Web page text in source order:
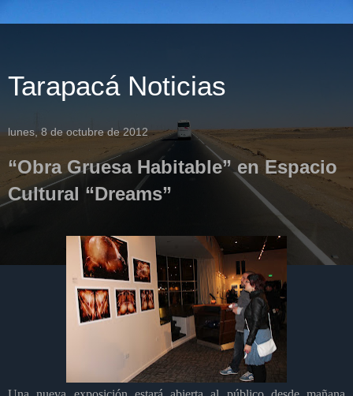
Tarapacá Noticias
lunes, 8 de octubre de 2012
“Obra Gruesa Habitable” en Espacio
Cultural “Dreams”